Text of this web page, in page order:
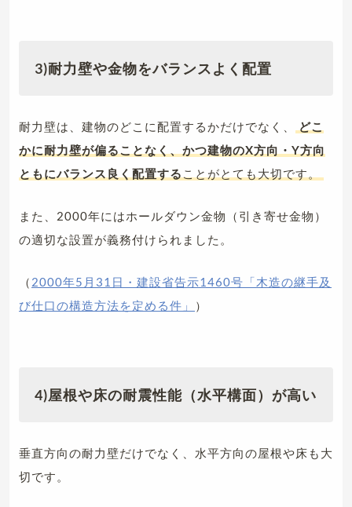
3)耐力壁や金物をバランスよく配置
耐力壁は、建物のどこに配置するかだけでなく、
どこ
かに耐力壁が偏ることなく、かつ建物のX方向・Y方向
ともにバランス良く配置する ことがとても大切です。
また、2000年にはホールダウン金物（引き寄せ金物）
の適切な設置が義務付けられました。
（ 2000年5月31日・建設省告示1460号「木造の継手及
び仕口の構造方法を定める件」
）
4)屋根や床の耐震性能（水平構面）が高い
垂直方向の耐力壁だけでなく、水平方向の屋根や床も大
切です。